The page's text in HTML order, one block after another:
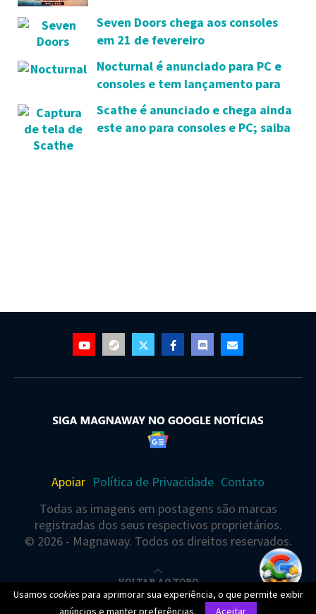
Seven Doors chega aos consoles
em 21 de fevereiro
Nocturnal é anunciado para PC e
consoles e tem lançamento para
Scathe é anunciado e chega ainda
este ano para consoles e PC; saiba
Apoiar Política de Privacidade Contato
Todas as imagens em postagens são marcas
registradas dos seus respectivos proprietários.
© 2026 - Magnaway. Todos os direitos reservados.
VOLTAR AO TOPO
Usamos cookies para aprimorar sua experiência, o que permite exibir
anúncios e manter preferências.
Aceitar